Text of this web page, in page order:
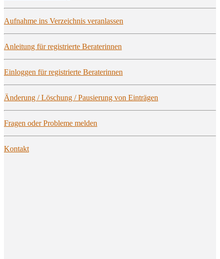
Auf­nah­me ins Ver­zeich­nis veranlassen
Anlei­tung für regis­trier­te Beraterinnen
Ein­log­gen für regis­trier­te Beraterinnen
Ände­rung / Löschung / Pau­sie­rung von Einträgen
Fra­gen oder Pro­ble­me melden
Kon­takt